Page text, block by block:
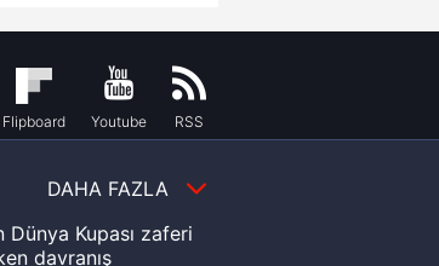
Flipboard Youtube RSS
DAHA FAZLA
Dünya Kupası zaferi
davranış